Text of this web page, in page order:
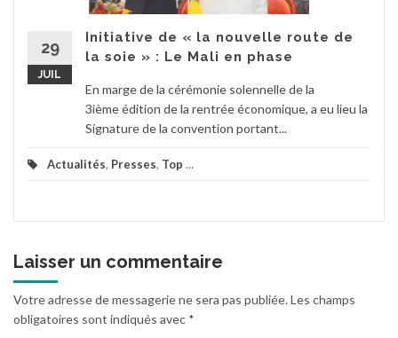
29
JUIL
Initiative de « la nouvelle route de
la soie » : Le Mali en phase
En marge de la cérémonie solennelle de la
3ième édition de la rentrée économique, a eu lieu la
Signature de la convention portant...
Actualités, Presses, Top ...
Laisser un commentaire
Votre adresse de messagerie ne sera pas publiée.Les champs
obligatoires sont indiqués avec *